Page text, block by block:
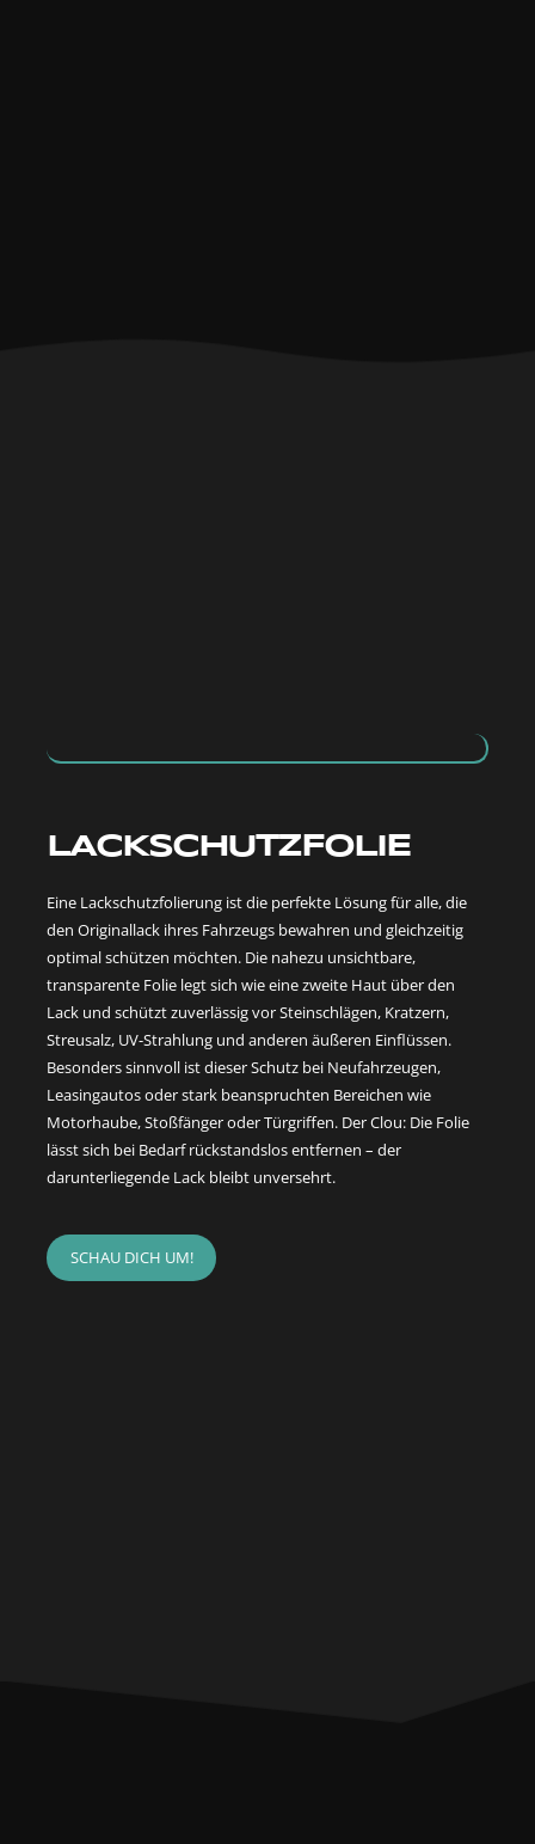
LACKSCHUTZFOLIE
Eine Lackschutzfolierung ist die perfekte Lösung für alle, die
den Originallack ihres Fahrzeugs bewahren und gleichzeitig
optimal schützen möchten. Die nahezu unsichtbare,
transparente Folie legt sich wie eine zweite Haut über den
Lack und schützt zuverlässig vor Steinschlägen, Kratzern,
Streusalz, UV-Strahlung und anderen äußeren Einflüssen.
Besonders sinnvoll ist dieser Schutz bei Neufahrzeugen,
Leasingautos oder stark beanspruchten Bereichen wie
Motorhaube, Stoßfänger oder Türgriffen. Der Clou: Die Folie
lässt sich bei Bedarf rückstandslos entfernen – der
darunterliegende Lack bleibt unversehrt.
SCHAU DICH UM!